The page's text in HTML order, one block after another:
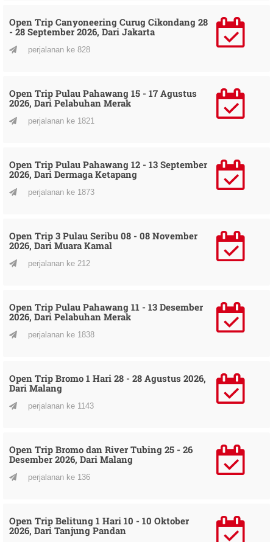
Open Trip Canyoneering Curug Cikondang 28
- 28 September 2026, Dari Jakarta
perjalanan ke 828
Open Trip Pulau Pahawang 15 - 17 Agustus
2026, Dari Pelabuhan Merak
perjalanan ke 1821
Open Trip Pulau Pahawang 12 - 13 September
2026, Dari Dermaga Ketapang
perjalanan ke 1873
Open Trip 3 Pulau Seribu 08 - 08 November
2026, Dari Muara Kamal
perjalanan ke 212
Open Trip Pulau Pahawang 11 - 13 Desember
2026, Dari Pelabuhan Merak
perjalanan ke 1838
Open Trip Bromo 1 Hari 28 - 28 Agustus 2026,
Dari Malang
perjalanan ke 1143
Open Trip Bromo dan River Tubing 25 - 26
Desember 2026, Dari Malang
perjalanan ke 136
Open Trip Belitung 1 Hari 10 - 10 Oktober
2026, Dari Tanjung Pandan